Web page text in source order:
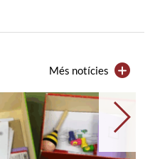
Més notícies
→